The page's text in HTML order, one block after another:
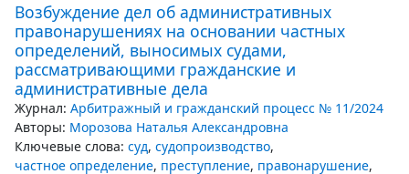
Возбуждение дел об административных
правонарушениях на основании частных
определений, выносимых судами,
рассматривающими гражданские и
административные дела
Журнал: Арбитражный и гражданский процесс № 11/2024
Авторы: Морозова Наталья Александровна
Ключевые слова: суд, судопроизводство,
частное определение, преступление, правонарушение,